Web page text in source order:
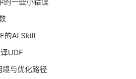
的一些小错误
的AI Skill
UDF
与优化路径